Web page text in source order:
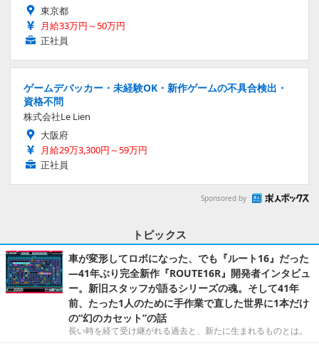
東京都
月給33万円～50万円
正社員
ゲームデバッカー・未経験OK・新作ゲームの不具合検出・
資格不問
株式会社Le Lien
大阪府
月給29万3,300円～59万円
正社員
Sponsored by
トピックス
車が変形してロボになった、でも『ルート16』だった
―41年ぶり完全新作『ROUTE16R』開発者インタビュ
ー。新旧スタッフが語るシリーズの魂。そして41年
前、たった1人のために手作業で直した世界に1本だけ
の“幻のカセット”の話
長い時を経て受け継がれる過去と、新たに生まれるものとは。